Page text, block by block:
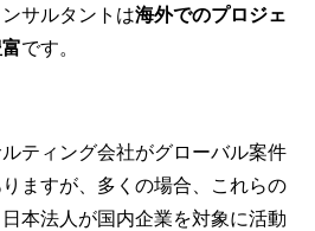
サルタントは海外でのプロジェ
です。
ティング会社がグローバル案件
ますが、多くの場合、これらの
本法人が国内企業を対象に活動